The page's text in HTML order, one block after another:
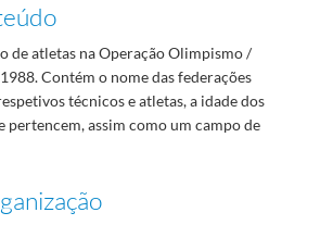
de atletas na Operação Olimpismo /
Contém o nome das federações
técnicos e atletas, a idade dos
pertencem, assim como um campo de